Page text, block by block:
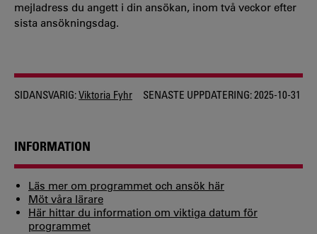
mejladress du angett i din ansökan, inom två veckor efter
sista ansökningsdag.
SIDANSVARIG:Viktoria Fyhr SENASTE UPPDATERING:2025-10-31
INFORMATION
Läs mer om programmet och ansök här
Möt våra lärare
Här hittar du information om viktiga datum för
programmet